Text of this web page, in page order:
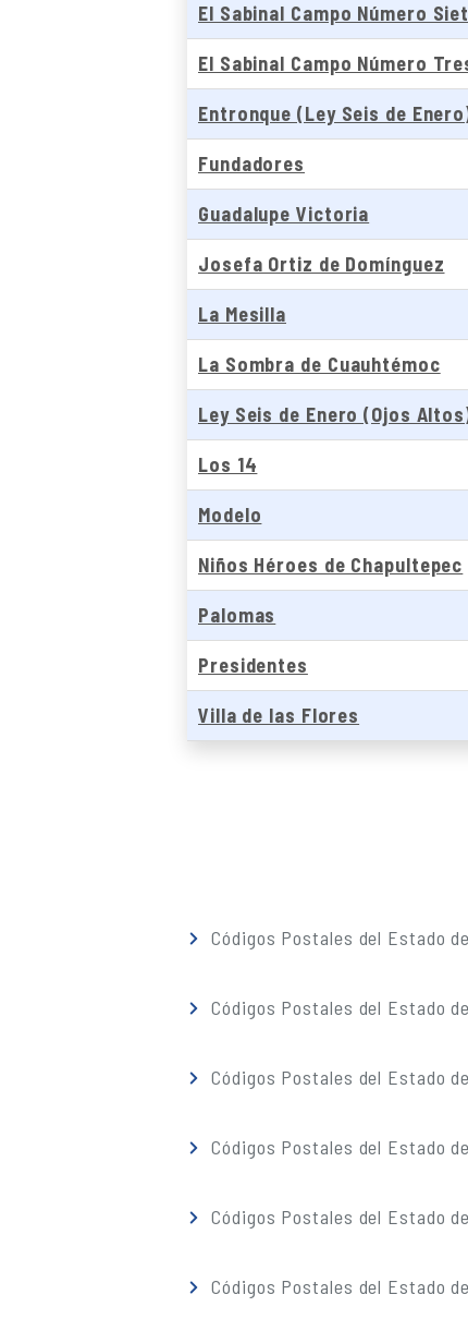
El Sabinal Campo Número
El Sabinal Campo Número
Entronque (Ley Seis de
Fundadores
Guadalupe Victoria
Josefa Ortiz de Domínguez
La Mesilla
La Sombra de Cuauhtémoc
Ley Seis de Enero (Ojos
Los 14
Modelo
Niños Héroes de Chapultepec
Palomas
Presidentes
Villa de las Flores
Códigos Postales del Estado
Códigos Postales del Estado
Códigos Postales del Estado
Códigos Postales del Estado
Códigos Postales del Estado
Códigos Postales del Estado